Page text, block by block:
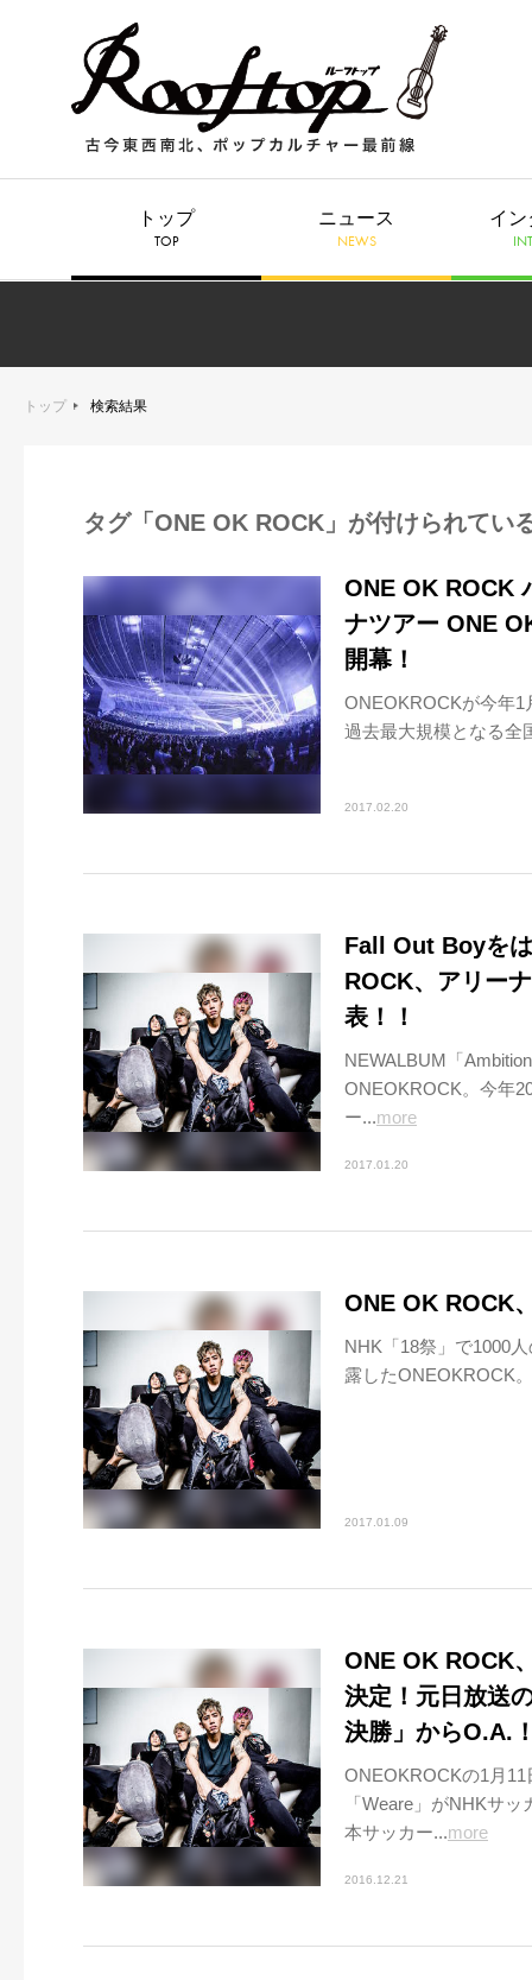
トップ
TOP
ニュース
NEWS
イン
トップ 検索結果
タグ「ONE OK ROCK」が付けられてい
ONE OK ROCK
ナツアー ONE
開幕！
ONEOKROCKが今年1
過去最大規模となる全
2017.02.20
Fall Out Boyを
ROCK、アリー
表！！
NEWALBUM「
ONEOKROCK。今年
ー...more
2017.01.20
ONE OK ROCK
NHK「18祭」で1000
露したONEOKROCK
2017.01.09
ONE OK ROCK
決定！元日放送
決勝」からO.A.
ONEOKROCKの1月
「Weare」がNHKサ
本サッカー...more
2016.12.21